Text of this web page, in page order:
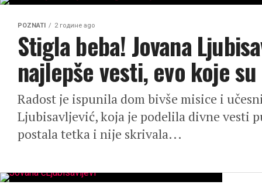
POZNATI 2 године ago
Stigla beba! Jovana
najlepše vesti, evo koje
Radost je ispunila dom bivše misice i
Ljubisavljević, koja je podelila divne vesti
postala tetka i nije skrivala...